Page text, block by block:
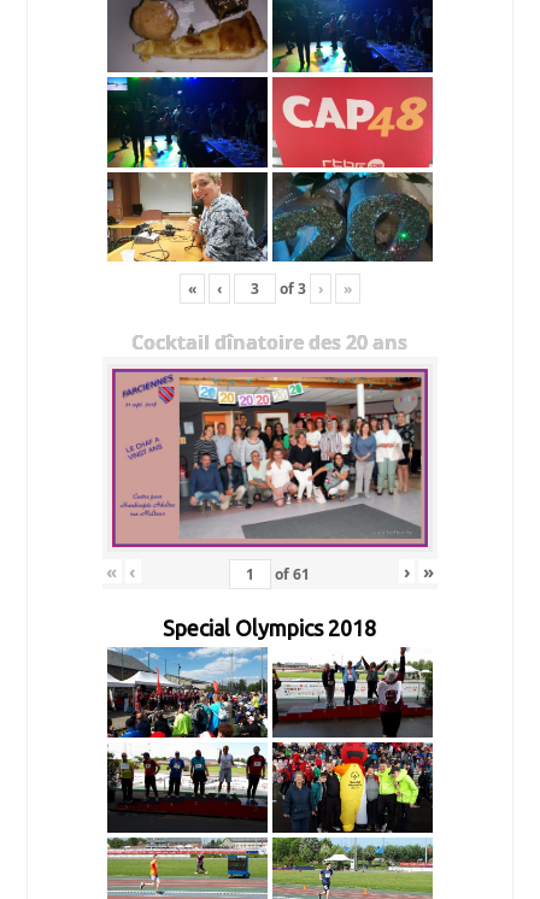
« ‹ of3 › »
Cocktail dînatoire des 20 ans
« ‹ of61 › »
Special Olympics 2018